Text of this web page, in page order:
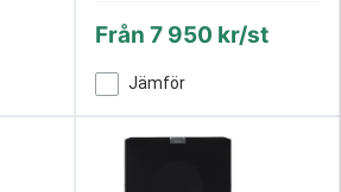
Från 7 950 kr/st
Jämför